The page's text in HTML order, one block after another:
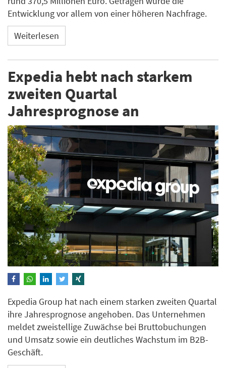
Entwicklung vor allem von einer höheren Nachfrage.
Weiterlesen
Expedia hebt nach starkem
zweiten Quartal
Jahresprognose an
Expedia Group hat nach einem starken zweiten Quartal
ihre Jahresprognose angehoben. Das Unternehmen
meldet zweistellige Zuwächse bei Bruttobuchungen
und Umsatz sowie ein deutliches Wachstum im B2B-
Geschäft.